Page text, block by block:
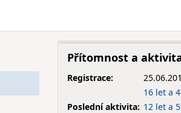
Přítomnost a
Registrace:
16 let a
Poslední aktivita: 12 let a